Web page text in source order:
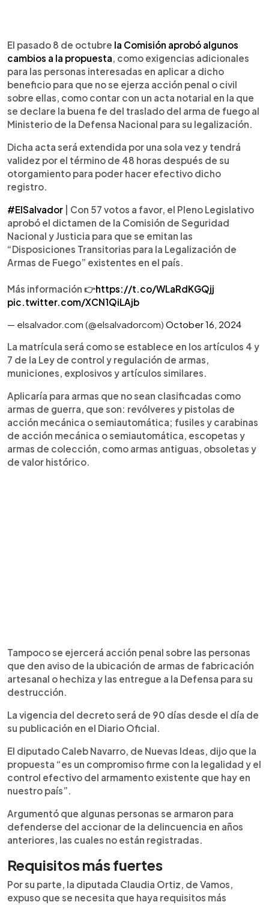
El pasado 8 de octubre la Comisión aprobó algunos
cambios a la propuesta , como exigencias adicionales
para las personas interesadas en aplicar a dicho
beneficio para que no se ejerza acción penal o civil
sobre ellas, como contar con un acta notarial en la que
se declare la buena fe del traslado del arma de fuego al
Ministerio de la Defensa Nacional para su legalización.
Dicha acta será extendida por una sola vez y tendrá
validez por el término de 48 horas después de su
otorgamiento para poder hacer efectivo dicho
registro.
#ElSalvador | Con 57 votos a favor, el Pleno Legislativo
aprobó el dictamen de la Comisión de Seguridad
Nacional y Justicia para que se emitan las
“Disposiciones Transitorias para la Legalización de
Armas de Fuego” existentes en el país.
Más información 👉https://t.co/WLaRdKGQjj
pic.twitter.com/XCN1QiLAjb
— elsalvador.com (@elsalvadorcom) October 16, 2024
La matrícula será como se establece en los artículos 4 y
7 de la Ley de control y regulación de armas,
municiones, explosivos y artículos similares.
Aplicaría para armas que no sean clasificadas como
armas de guerra, que son: revólveres y pistolas de
acción mecánica o semiautomática; fusiles y carabinas
de acción mecánica o semiautomática, escopetas y
armas de colección, como armas antiguas, obsoletas y
de valor histórico.
Tampoco se ejercerá acción penal sobre las personas
que den aviso de la ubicación de armas de fabricación
artesanal o hechiza y las entregue a la Defensa para su
destrucción.
La vigencia del decreto será de 90 días desde el día de
su publicación en el Diario Oficial.
El diputado Caleb Navarro, de Nuevas Ideas, dijo que la
propuesta “es un compromiso firme con la legalidad y el
control efectivo del armamento existente que hay en
nuestro país”.
Argumentó que algunas personas se armaron para
defenderse del accionar de la delincuencia en años
anteriores, las cuales no están registradas.
Requisitos más fuertes
Por su parte, la diputada Claudia Ortiz, de Vamos,
expuso que se necesita que haya requisitos más